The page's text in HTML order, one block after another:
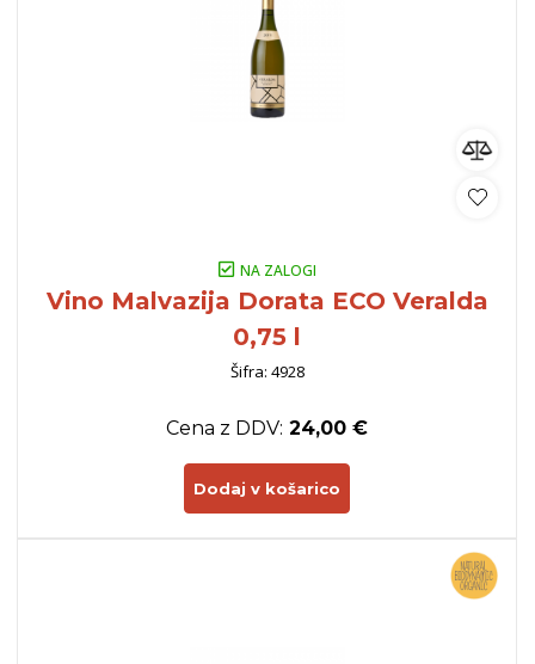
NA ZALOGI
Vino Malvazija Dorata ECO Veralda
0,75 l
Šifra: 4928
Cena z DDV: 24,00 €
Dodaj v košarico